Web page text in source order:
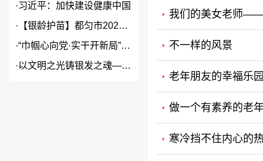
·习近平：加快建设健康中国
· 【银龄护苗】都匀市2026年...
·“巾帼心向党·实干开新局”2...
·以文明之光铸银发之魂——贵州...
我们的美女老师
不一样的风景
老年朋友的幸福乐
做一个有素养的老
寒冷挡不住内心的